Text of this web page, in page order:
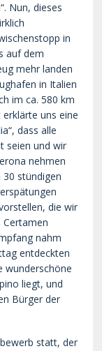
Nun, dieses
in
auf dem
mehr landen
in Italien
im ca. 580 km
uns eine
dass alle
seien und wir
nehmen
stündigen
die wir
nahm
entdeckten
wunderschöne
liegt, und
Bürger der
statt, der